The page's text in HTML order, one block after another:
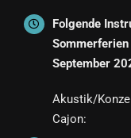
Folgende
September
Akustik/
Cajon: